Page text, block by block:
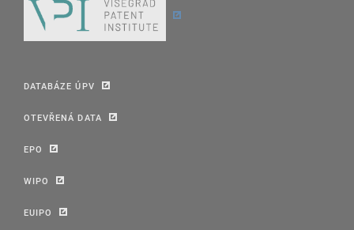
DATABÁZE ÚPV
OTEVŘENÁ DATA
EPO
WIPO
EUIPO